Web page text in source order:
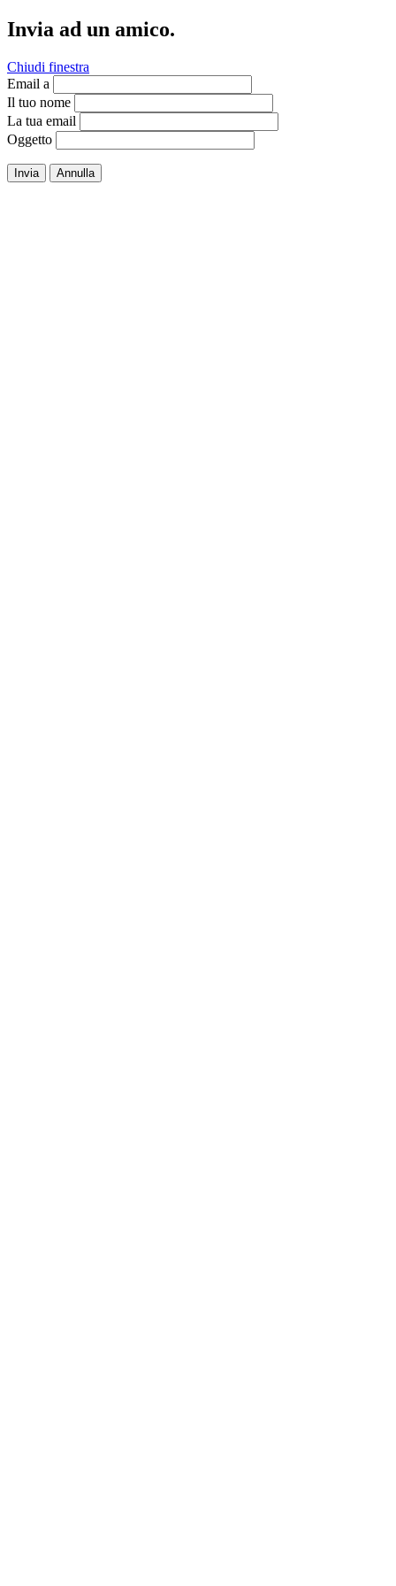
Invia ad un amico.
Chiudi finestra
Email a
Il tuo nome
La tua email
Oggetto
Invia Annulla